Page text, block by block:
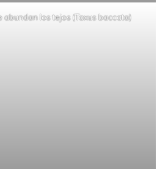
abundan los tejos (Taxus baccata)